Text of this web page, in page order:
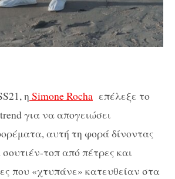
η Simone Rocha επέλεξε το
για να απογειώσει
αυτή τη φορά δίνοντας
τοπ από πέτρες και
που «χτυπάνε» κατευθείαν στα